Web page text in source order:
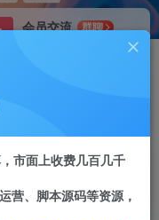
会员交流
群聊
市面上收费几百几千
营、脚本源码等资源，